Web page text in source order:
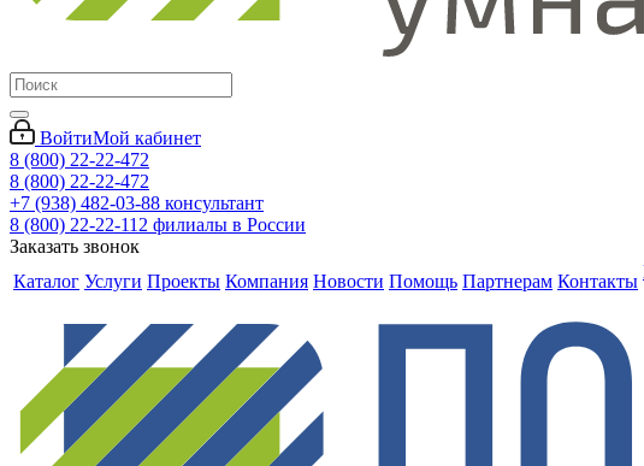
ВойтиМой кабинет
8 (800) 22-22-472
8 (800) 22-22-472
+7 (938) 482-03-88 консультант
8 (800) 22-22-112 филиалы в России
Заказать звонок
Каталог Услуги Проекты Компания Новости Помощь Партнерам Контакты